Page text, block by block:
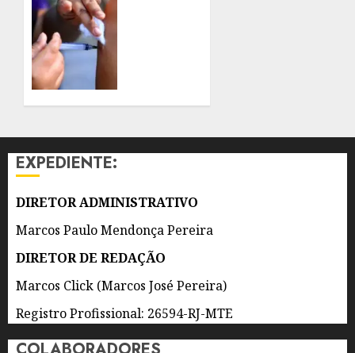
AGOSTO
DE 2026
E
5 DE
AGOSTO
0
EXPEDIENTE:
DIRETOR ADMINISTRATIVO
Marcos Paulo Mendonça Pereira
DIRETOR DE REDAÇÃO
Marcos Click (Marcos José Pereira)
Registro Profissional: 26594-RJ-MTE